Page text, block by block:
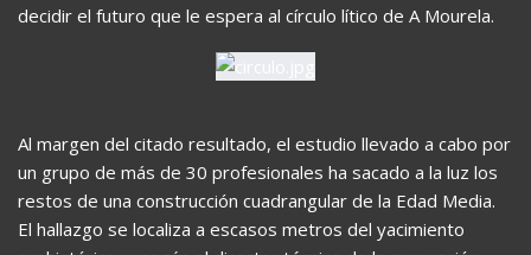
decidir el futuro que le espera al círculo lítico de A Mourela.
Al margen del citado resultado, el estudio llevado a cabo por
un grupo de más de 30 profesionales ha sacado a la luz los
restos de una construcción cuadrangular de la Edad Media.
El hallazgo se localiza a escasos metros del yacimiento